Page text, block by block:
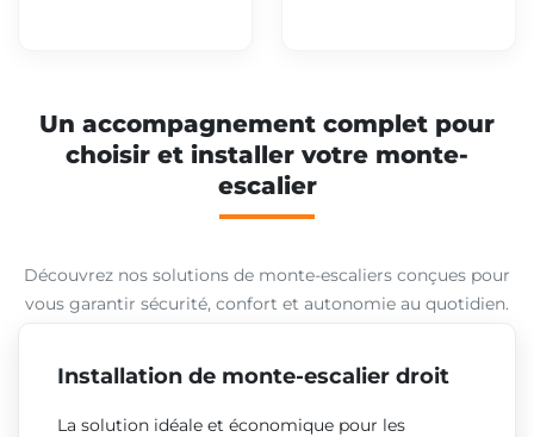
Un accompagnement complet pour
choisir et installer votre monte-
escalier
Découvrez nos solutions de monte-escaliers conçues pour
vous garantir sécurité, confort et autonomie au quotidien.
Installation de monte-escalier droit
La solution idéale et économique pour les